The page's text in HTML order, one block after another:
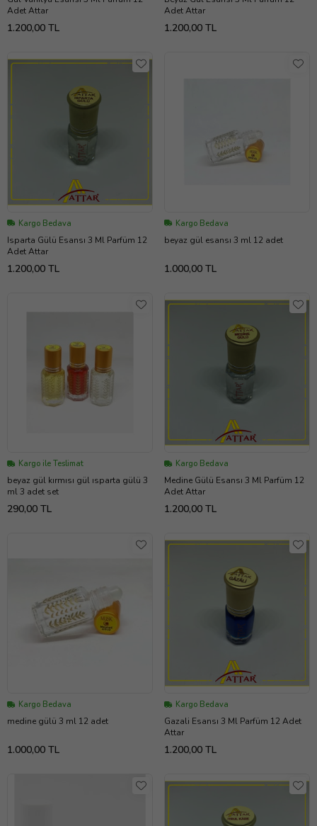
Adet Attar
1.200,00 TL
Adet Attar
1.200,00 TL
Kargo Bedava
Isparta Gülü Esansı 3 Ml Parfüm 12
Adet Attar
1.200,00 TL
Kargo Bedava
beyaz gül esansı 3 ml 12 adet
1.000,00 TL
Kargo ile Teslimat
beyaz gül kırmısı gül ısparta gülü 3
ml 3 adet set
290,00 TL
Kargo Bedava
Medine Gülü Esansı 3 Ml Parfüm 12
Adet Attar
1.200,00 TL
Kargo Bedava
medine gülü 3 ml 12 adet
1.000,00 TL
Kargo Bedava
Gazali Esansı 3 Ml Parfüm 12 Adet
Attar
1.200,00 TL